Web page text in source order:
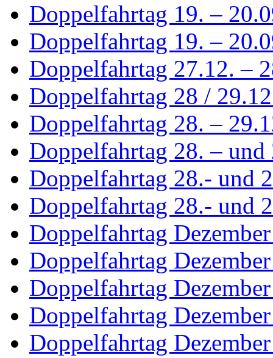
Doppelfahrtag 19. –
Doppelfahrtag 19. –
Doppelfahrtag 27.12. –
Doppelfahrtag 28 /
Doppelfahrtag 28. –
Doppelfahrtag 28. –
Doppelfahrtag 28.- und
Doppelfahrtag 28.- und
Doppelfahrtag
Doppelfahrtag
Doppelfahrtag
Doppelfahrtag
Doppelfahrtag